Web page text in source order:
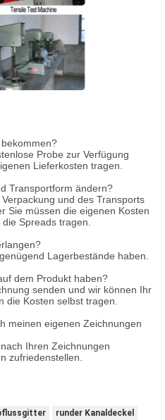
Probe zur Verfügung
Lieferkosten tragen.
Transportform ändern?
und des Transports
Sie müssen die eigenen Kosten
Spreads tragen.
Lagerbestände haben.
dem Produkt haben?
senden und wir können Ihr
die Kosten selbst tragen.
meinen eigenen Zeichnungen
Ihren Zeichnungen
zufriedenstellen.
runder Kanaldeckel